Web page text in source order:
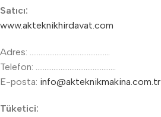
Satıcı:
www.akteknikhirdavat.com
Adres: ………………………………………
Telefon: ………………………………………
E-posta: info@akteknikmakina.com.tr
Tüketici: